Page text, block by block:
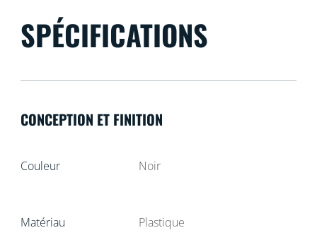
SPÉCIFICATIONS
CONCEPTION ET FINITION
Couleur Noir
Matériau Plastique